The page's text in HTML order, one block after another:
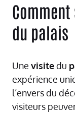
du palais
Une visitedu
expérience
l’envers du
visiteurs